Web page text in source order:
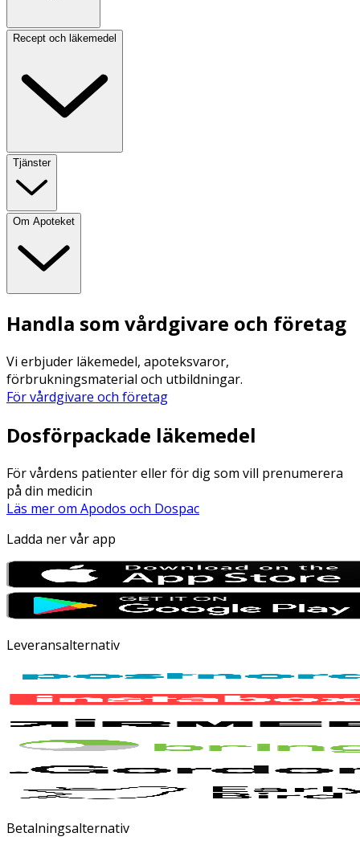
Recept och läkemedel
Tjänster
Om Apoteket
Handla som vårdgivare och företag
Vi erbjuder läkemedel, apoteksvaror,
förbrukningsmaterial och utbildningar.
För vårdgivare och företag
Dosförpackade läkemedel
För vårdens patienter eller för dig som vill prenumerera
på din medicin
Läs mer om Apodos och Dospac
Ladda ner vår app
Leveransalternativ
Betalningsalternativ